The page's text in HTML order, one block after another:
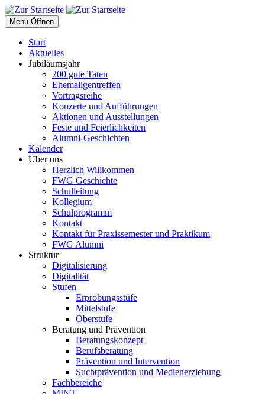
Menü Öffnen
Start
Aktuelles
Jubiläumsjahr
200 gute Taten
Ehemaligentreffen
Vortragsreihe
Konzerte und Aufführungen
Aktionen und Ausstellungen
Feste und Feierlichkeiten
Alumni-Geschichten
Kalender
Über uns
Herzlich Willkommen
FWG Geschichte
Schulleitung
Kollegium
Schulprogramm
Kontakt
Kontakt für Praxissemester und Praktikum
FWG Alumni
Struktur
Digitalisierung
Digitalität
Stufen
Erprobungsstufe
Mittelstufe
Oberstufe
Beratung und Prävention
Beratungskonzept
Berufsberatung
Prävention und Intervention
Suchtprävention und Medienerziehung
Fachbereiche